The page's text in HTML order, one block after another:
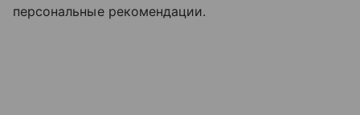
персональные рекомендации.